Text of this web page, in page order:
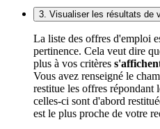
3. Visualiser les résultats de
La liste des offres d'emploi
pertinence. Cela veut dire
plus à vos critères
Vous avez renseigné le
restitue les offres répondant
celles-ci sont d'abord
est le plus proche de votre